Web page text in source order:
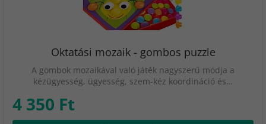
Oktatási mozaik - gombos puzzle
A gombok mozaikával való játék nagyszerű módja a
kézügyesség, ügyesség, szem-kéz koordináció és…
4 350 Ft